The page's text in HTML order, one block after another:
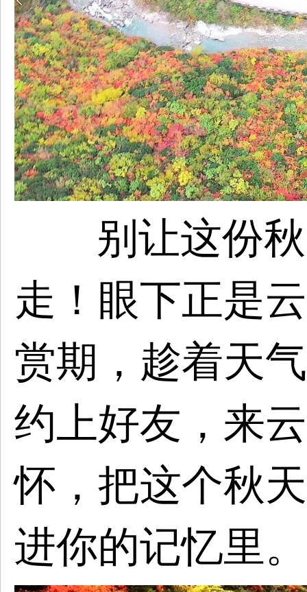
别让这份
走！眼下正是
赏期，趁着天
约上好友，来
怀，把这个秋
进你的记忆里。